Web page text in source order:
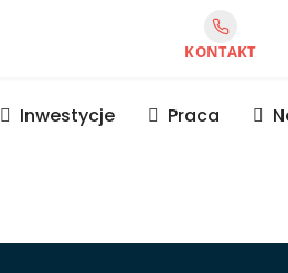
KONTAKT
Inwestycje Praca